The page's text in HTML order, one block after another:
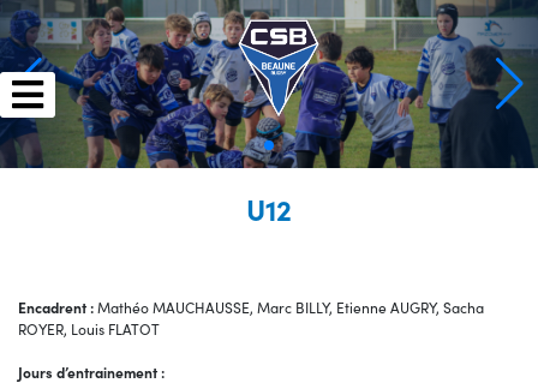
Skip
to
content
U12
Encadrent :Mathéo MAUCHAUSSE, Marc BILLY, Etienne AUGRY, Sacha
ROYER, Louis FLATOT
Jours d’entrainement :